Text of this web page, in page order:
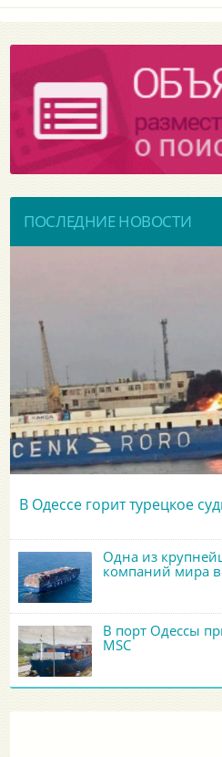
ПОСЛЕДНИЕ НОВОСТИ
В Одессе горит турецкое
Одна из
компаний мира
В порт Одессы
MSC